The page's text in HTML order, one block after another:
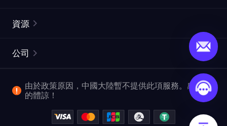
網頁擷取 API
視頻下載 API
ISP代理
ProxySite
市場研究
爬行和索引
查看所有使用案例
資源
常見問題解答
位置
公司
企業服務
反洗錢合規計劃
由於政策原因，中國大陸暫不提供此項服務。感謝您
的體諒！